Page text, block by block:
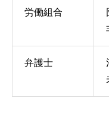
労働組合
弁護士